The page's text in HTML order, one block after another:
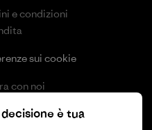
e condizioni
sui cookie
con noi
e media è tua